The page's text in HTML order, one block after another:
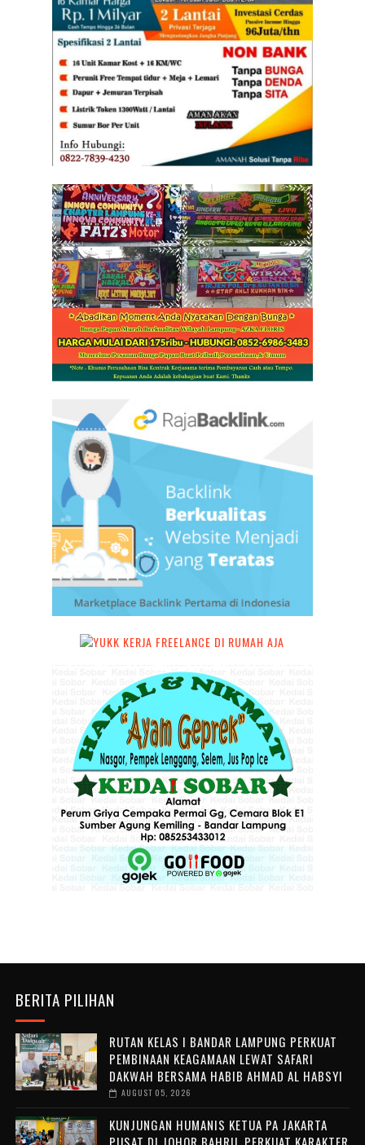
BERITA PILIHAN
RUTAN KELAS I BANDAR LAMPUNG PERKUAT
PEMBINAAN KEAGAMAAN LEWAT SAFARI
DAKWAH BERSAMA HABIB AHMAD AL HABSYI
AUGUST 05, 2026
KUNJUNGAN HUMANIS KETUA PA JAKARTA